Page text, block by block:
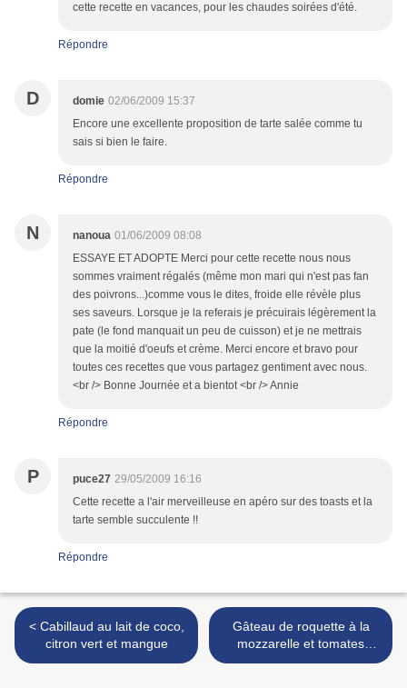
cette recette en vacances, pour les chaudes soirées d'été.
Répondre
D domie 02/06/2009 15:37
Encore une excellente proposition de tarte salée comme tu
sais si bien le faire.
Répondre
N nanoua 01/06/2009 08:08
ESSAYE ET ADOPTE Merci pour cette recette nous nous
sommes vraiment régalés (même mon mari qui n'est pas fan
des poivrons...)comme vous le dites, froide elle révèle plus
ses saveurs. Lorsque je la referais je précuirais légèrement la
pate (le fond manquait un peu de cuisson) et je ne mettrais
que la moitié d'oeufs et crème. Merci encore et bravo pour
toutes ces recettes que vous partagez gentiment avec nous.
<br /> Bonne Journée et a bientot <br /> Annie
Répondre
P puce27 29/05/2009 16:16
Cette recette a l'air merveilleuse en apéro sur des toasts et la
tarte semble succulente !!
Répondre
< Cabillaud au lait de coco,
citron vert et mangue
Gâteau de roquette à la
mozzarelle et tomates
séchées >